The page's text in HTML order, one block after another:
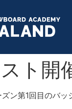
ト開
ン第1回目のバッ